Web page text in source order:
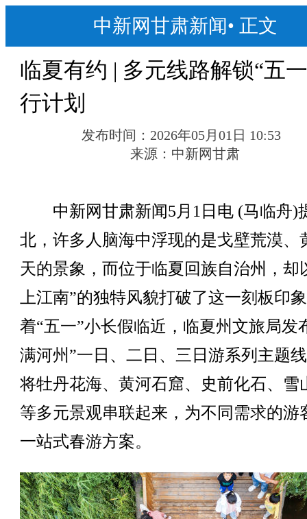
中新网甘肃新闻• 正文
临夏有约 | 多元线路解锁“五
行计划
发布时间： 2026年05月01日 10:53
来源： 中新网甘肃
中新网甘肃新闻5月1日电 (马临舟)
北，许多人脑海中浮现的是戈壁荒漠、
天的景象，而位于临夏回族自治州，却
上江南”的独特风貌打破了这一刻板印
着“五一”小长假临近，临夏州文旅局发
满河州”一日、二日、三日游系列主题
将牡丹花海、黄河石窟、史前化石、雪
等多元景观串联起来，为不同需求的游
一站式春游方案。